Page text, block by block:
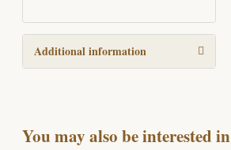
Additional information
You may also be interested in